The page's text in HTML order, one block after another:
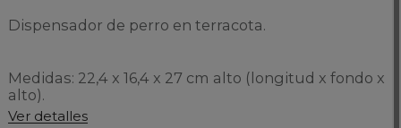
Dispensador de perro en terracota.
Medidas: 22,4 x 16,4 x 27 cm alto (longitud x fondo x
alto).
Ver detalles